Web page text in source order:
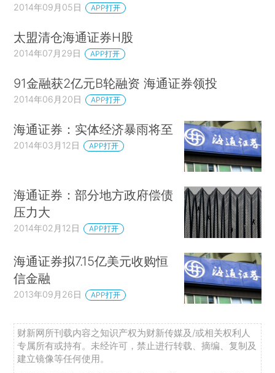
2014年09月05日 APP打开
太盟清仓海通证券H股
2014年07月29日 APP打开
91金融获2亿元B轮融资 海通证券领投
2014年06月20日 APP打开
海通证券：实体经济暴雨将至
2014年03月12日 APP打开
海通证券：部分地方政府偿债
压力大
2014年02月12日 APP打开
海通证券拟7.15亿美元收购恒
信金融
2013年09月26日 APP打开
财新网所刊载内容之知识产权为财新传媒及/或相关权利人
专属所有或持有。未经许可，禁止进行转载、摘编、复制及
建立镜像等任何使用。